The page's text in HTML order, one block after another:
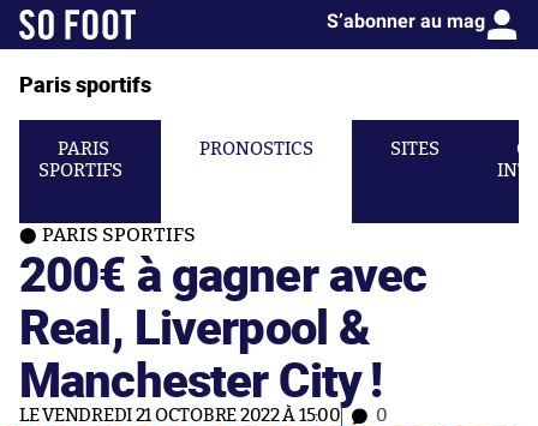
S’abonner au mag
Paris sportifs
PARIS
SPORTIFS
PRONOSTICS SITES
PARIS SPORTIFS
200€ à gagner avec
Real, Liverpool &
Manchester City !
LE VENDREDI 21 OCTOBRE 2022 À 15:00 0